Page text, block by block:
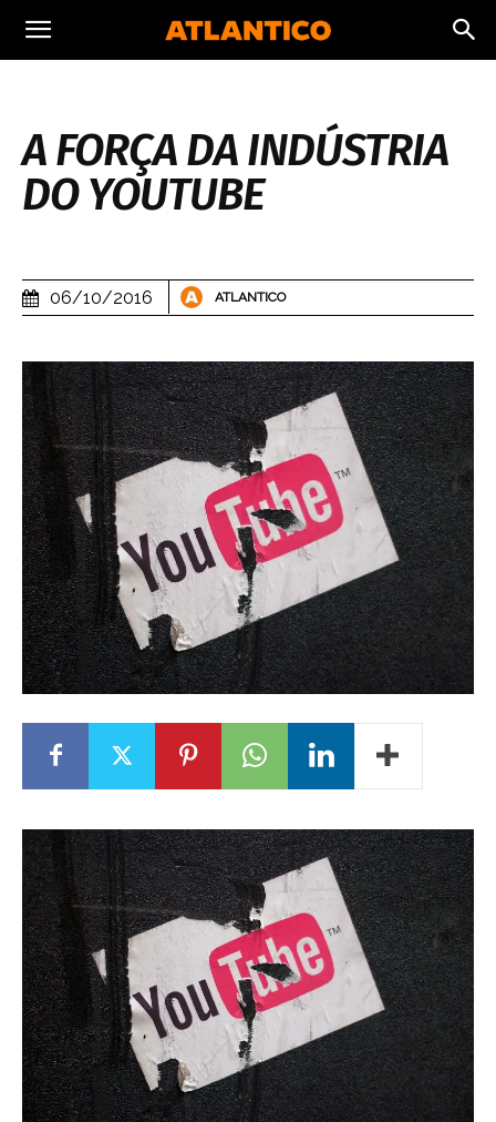
A FORÇA DA INDÚSTRIA
DO YOUTUBE
06/10/2016 ATLANTICO